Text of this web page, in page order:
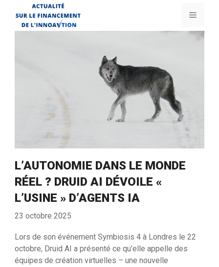
contenu
Menu
L’AUTONOMIE DANS LE MONDE
RÉEL ? DRUID AI DÉVOILE «
L’USINE » D’AGENTS IA
23 octobre 2025
Lors de son événement Symbiosis 4 à Londres le 22
octobre, Druid AI a présenté ce qu’elle appelle des
équipes de création virtuelles – une nouvelle